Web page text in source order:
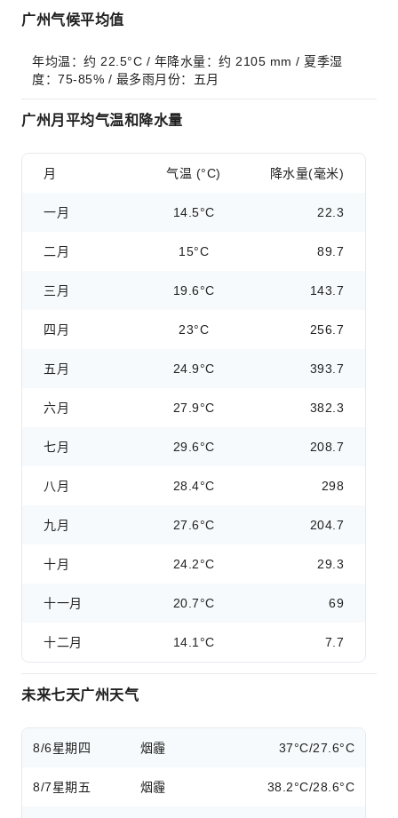
广州气候平均值
年均温：约 22.5°C / 年降水量：约 2105 mm / 夏季湿
度：75-85% / 最多雨月份：五月
广州月平均气温和降水量
月 气温 (°C) 降水量(毫米)
一月 14.5°C 22.3
二月 15°C 89.7
三月 19.6°C 143.7
四月 23°C 256.7
五月 24.9°C 393.7
六月 27.9°C 382.3
七月 29.6°C 208.7
八月 28.4°C 298
九月 27.6°C 204.7
十月 24.2°C 29.3
十一月 20.7°C 69
十二月 14.1°C 7.7
未来七天广州天气
8/6星期四 烟霾 37°C/27.6°C
8/7星期五 烟霾 38.2°C/28.6°C